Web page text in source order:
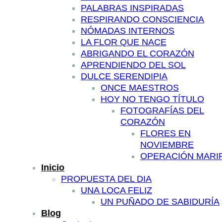
PALABRAS INSPIRADAS
RESPIRANDO CONSCIENCIA
NÓMADAS INTERNOS
LA FLOR QUE NACE
ABRIGANDO EL CORAZÓN
APRENDIENDO DEL SOL
DULCE SERENDIPIA
ONCE MAESTROS
HOY NO TENGO TÍTULO
FOTOGRAFÍAS DEL
CORAZÓN
FLORES EN
NOVIEMBRE
OPERACIÓN
Inicio
PROPUESTA DEL DIA
UNA LOCA FELIZ
UN PUÑADO DE SABIDURÍA
Blog